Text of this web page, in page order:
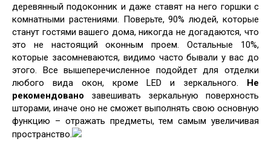
деревянный подоконник и даже ставят на него горшки с
комнатными растениями. Поверьте, 90% людей, которые
станут гостями вашего дома, никогда не догадаются, что
это не настоящий оконным проем. Остальные 10%,
которые засомневаются, видимо часто бывали у вас до
этого. Все вышеперечисленное подойдет для отделки
любого вида окон, кроме LED и зеркального. Не
рекомендовано завешивать зеркальную поверхность
шторами, иначе оно не сможет выполнять свою основную
функцию – отражать предметы, тем самым увеличивая
пространство.